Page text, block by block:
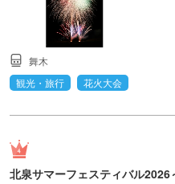
舞木
観光・旅行
花火大会
北泉サマーフェスティバル